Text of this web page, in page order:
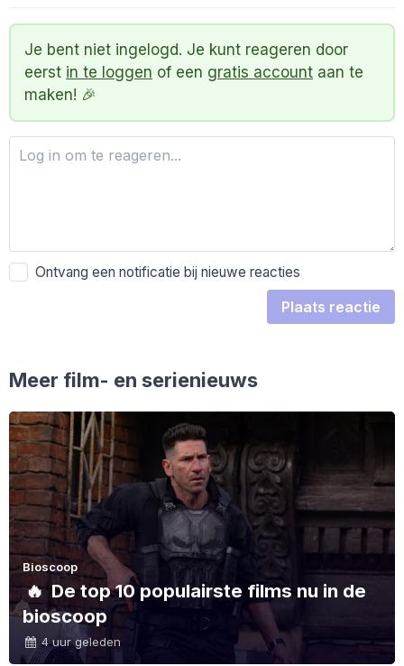
Je bent niet ingelogd. Je kunt reageren door
eerst in te loggen of een gratis account aan te
maken! 🎉
Ontvang een notificatie bij nieuwe reacties
Plaats reactie
Meer film- en serienieuws
Bioscoop
🔥De top 10 populairste films nu in de
bioscoop
4 uur geleden